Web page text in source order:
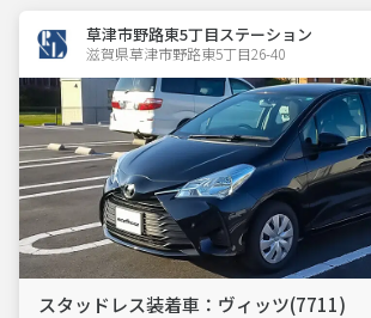
草津市野路東5丁目ステーション
滋賀県草津市野路東5丁目26-40
スタッドレス装着車：ヴィッツ(7711)